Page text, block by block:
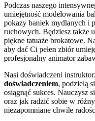
Podczas naszego
umiejętność modelowania
pokazy baniek mydlanych i
ruchowych. Będziesz także
piękne tatuaże brokatowe.
aby dać Ci pełen zbiór
profesjonalny animator
Nasi doświadczeni
doświadczeniem, podzielą
osiągnąć sukces. Nauczysz
oraz jak radzić sobie w
niezapomniane chwile